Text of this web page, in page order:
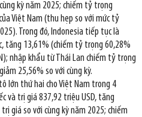
kỳ năm 2025; chiếm tỷ trọng
Việt Nam (thu hẹp so với mức tỷ
Trong đó, Indonesia tiếp tục là
tăng 13,61% (chiếm tỷ trọng 60,28%
nhập khẩu từ Thái Lan chiếm tỷ trọng
25,56% so với cùng kỳ.
lớn thứ hai cho Việt Nam trong 4
và trị giá 837,92 triệu USD, tăng
giá so với cùng kỳ năm 2025; chiếm